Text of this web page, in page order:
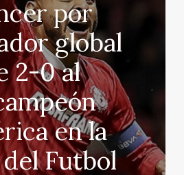
por
global
2-0 al
en la
Futbol